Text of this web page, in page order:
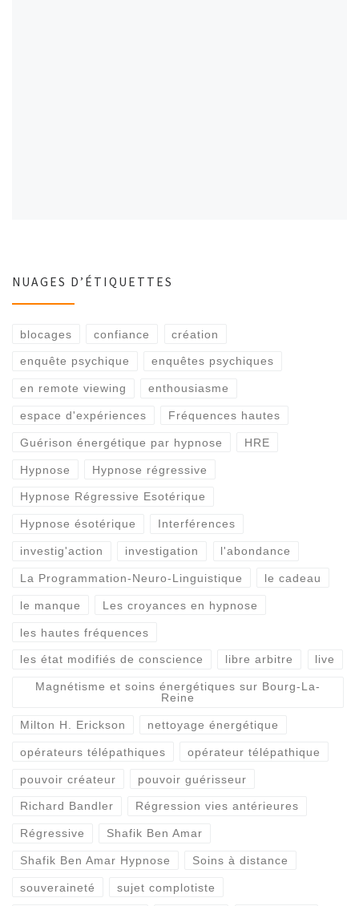
NUAGES D’ÉTIQUETTES
blocages confiance création
enquête psychique enquêtes psychiques
en remote viewing enthousiasme
espace d'expériences Fréquences hautes
Guérison énergétique par hypnose HRE
Hypnose Hypnose régressive
Hypnose Régressive Esotérique
Hypnose ésotérique Interférences
investig'action investigation l'abondance
La Programmation-Neuro-Linguistique le cadeau
le manque Les croyances en hypnose
les hautes fréquences
les état modifiés de conscience libre arbitre live
Magnétisme et soins énergétiques sur Bourg-La-
Reine
Milton H. Erickson nettoyage énergétique
opérateurs télépathiques opérateur télépathique
pouvoir créateur pouvoir guérisseur
Richard Bandler Régression vies antérieures
Régressive Shafik Ben Amar
Shafik Ben Amar Hypnose Soins à distance
souveraineté sujet complotiste